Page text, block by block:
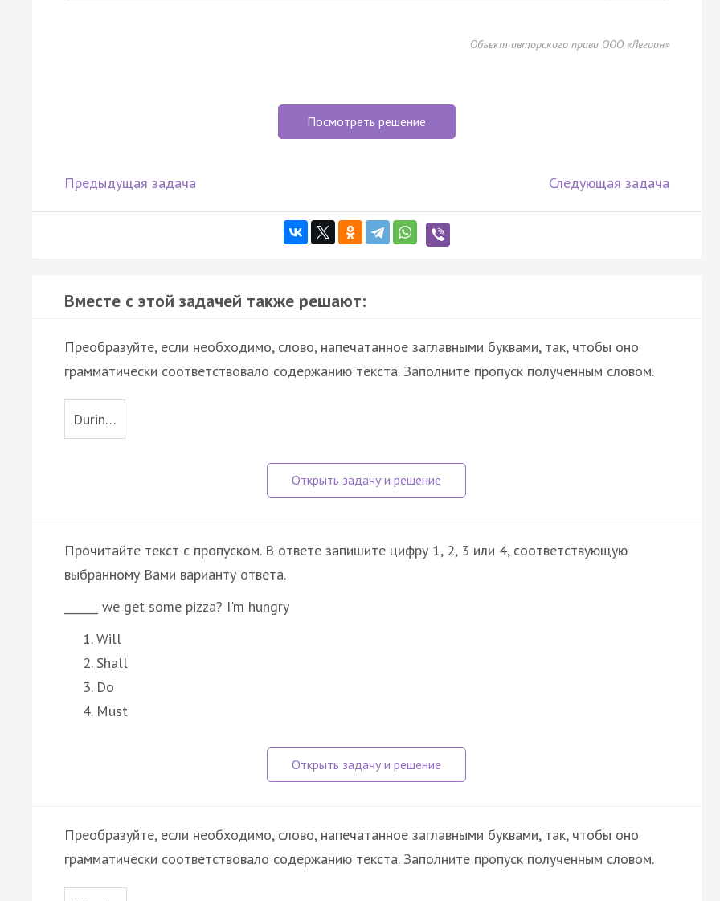
Объект авторского права ООО «Легион»
Посмотреть решение
Предыдущая задача Следующая задача
Вместе с этой задачей также решают:
Преобразуйте, если необходимо, слово, напечатанное заглавными буквами, так, чтобы оно
грамматически соответствовало содержанию текста. Заполните пропуск полученным словом.
Durin…
Прочитайте текст с пропуском. В ответе запишите цифру 1, 2, 3 или 4, соответствующую
выбранному Вами варианту ответа.
______ we get some pizza? I'm hungry
Will
Shall
Do
Must
Преобразуйте, если необходимо, слово, напечатанное заглавными буквами, так, чтобы оно
грамматически соответствовало содержанию текста. Заполните пропуск полученным словом.